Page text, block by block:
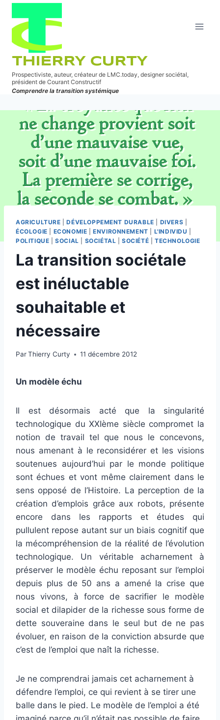
Aller
contenu
THIERRY CURTY
Prospectiviste, auteur, créateur de LMC.today, designer sociétal,
président de Courant Constructif
Comprendre la transition systémique
AGRICULTURE |DÉVELOPPEMENT DURABLE DIVERS
ÉCOLOGIE
ECONOMIE |ENVIRONNEMENT L'INDIVIDU
POLITIQUE |SOCIAL SOCIÉTAL |SOCIÉTÉ |TECHNOLOGIE
La transition sociétale
est inéluctable
souhaitable et
nécessaire
ParThierry Curty 11 décembre 2012
Un modèle échu
Il est désormais acté que la singularité
technologique du XXIème siècle compromet la
notion de travail tel que nous le concevons,
nous amenant à le reconsidérer et les visions
soutenues aujourd’hui par le monde politique
sont échues et vont même clairement dans le
sens opposé de l’Histoire. La perception de la
création d’emplois grâce aux robots, présente
encore dans les rapports et études qui
pullulent repose autant sur un biais cognitif que
la mécompréhension de la réalité de l’évolution
technologique. Un véritable acharnement à
préserver le modèle échu reposant sur l’emploi
depuis plus de 50 ans a amené la crise que
nous vivons, à force de sacrifier le modèle
social et dilapider de la richesse sous forme de
dette souveraine dans le seul but de ne pas
évoluer, en raison de la conviction absurde que
c’est de l’emploi que naît la richesse.
Je ne comprendrai jamais cet acharnement à
défendre l’emploi, ce qui revient à se tirer une
balle dans le pied. Le modèle de l’emploi a été